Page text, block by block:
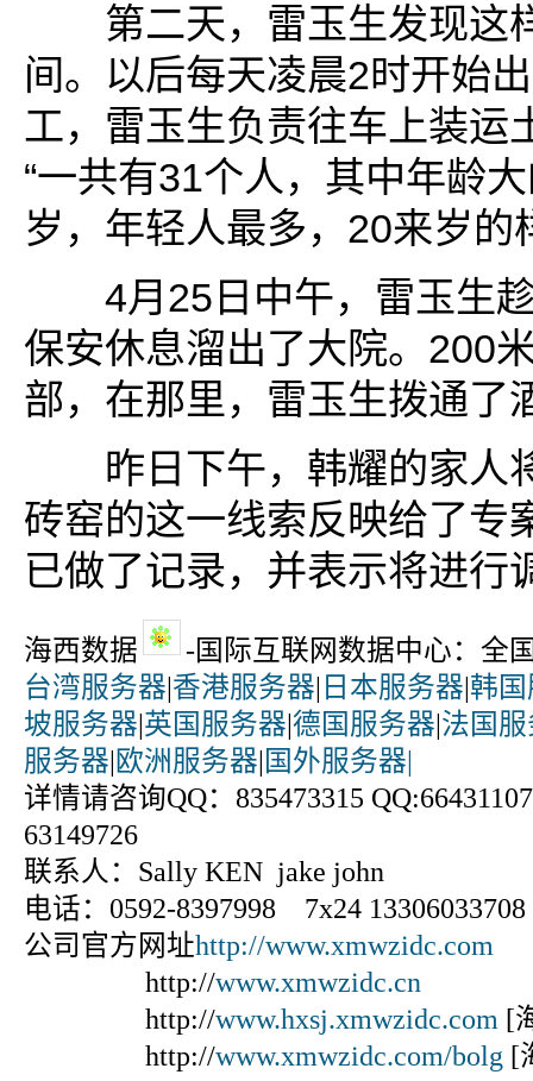
第二天，雷玉生发现这
间。以后每天凌晨2时开始
工，雷玉生负责往车上装运
“一共有31个人，其中年龄
岁，年轻人最多，20来岁的
4月25日中午，雷玉生趁
保安休息溜出了大院。200
部，在那里，雷玉生拨通了
昨日下午，韩耀的家人
砖窑的这一线索反映给了专
已做了记录，并表示将进行
海西数据
-国际互联网数据中心：全
台湾服务器|香港服务器| 日本服务器|韩
坡服务器|英国服务器|德国服务器|法国
服务器|欧洲服务器|国外服务器|
详情请咨询QQ：835473315
63149726
联系人：Sally KEN jake john
电话：0592-8397998 7x24 13306033708
公司官方网址http://www.xmwzidc.com
http://www.xmwzidc.cn
http://www.hxsj.xmwzidc.com [
http://www.xmwzidc.com/bolg [